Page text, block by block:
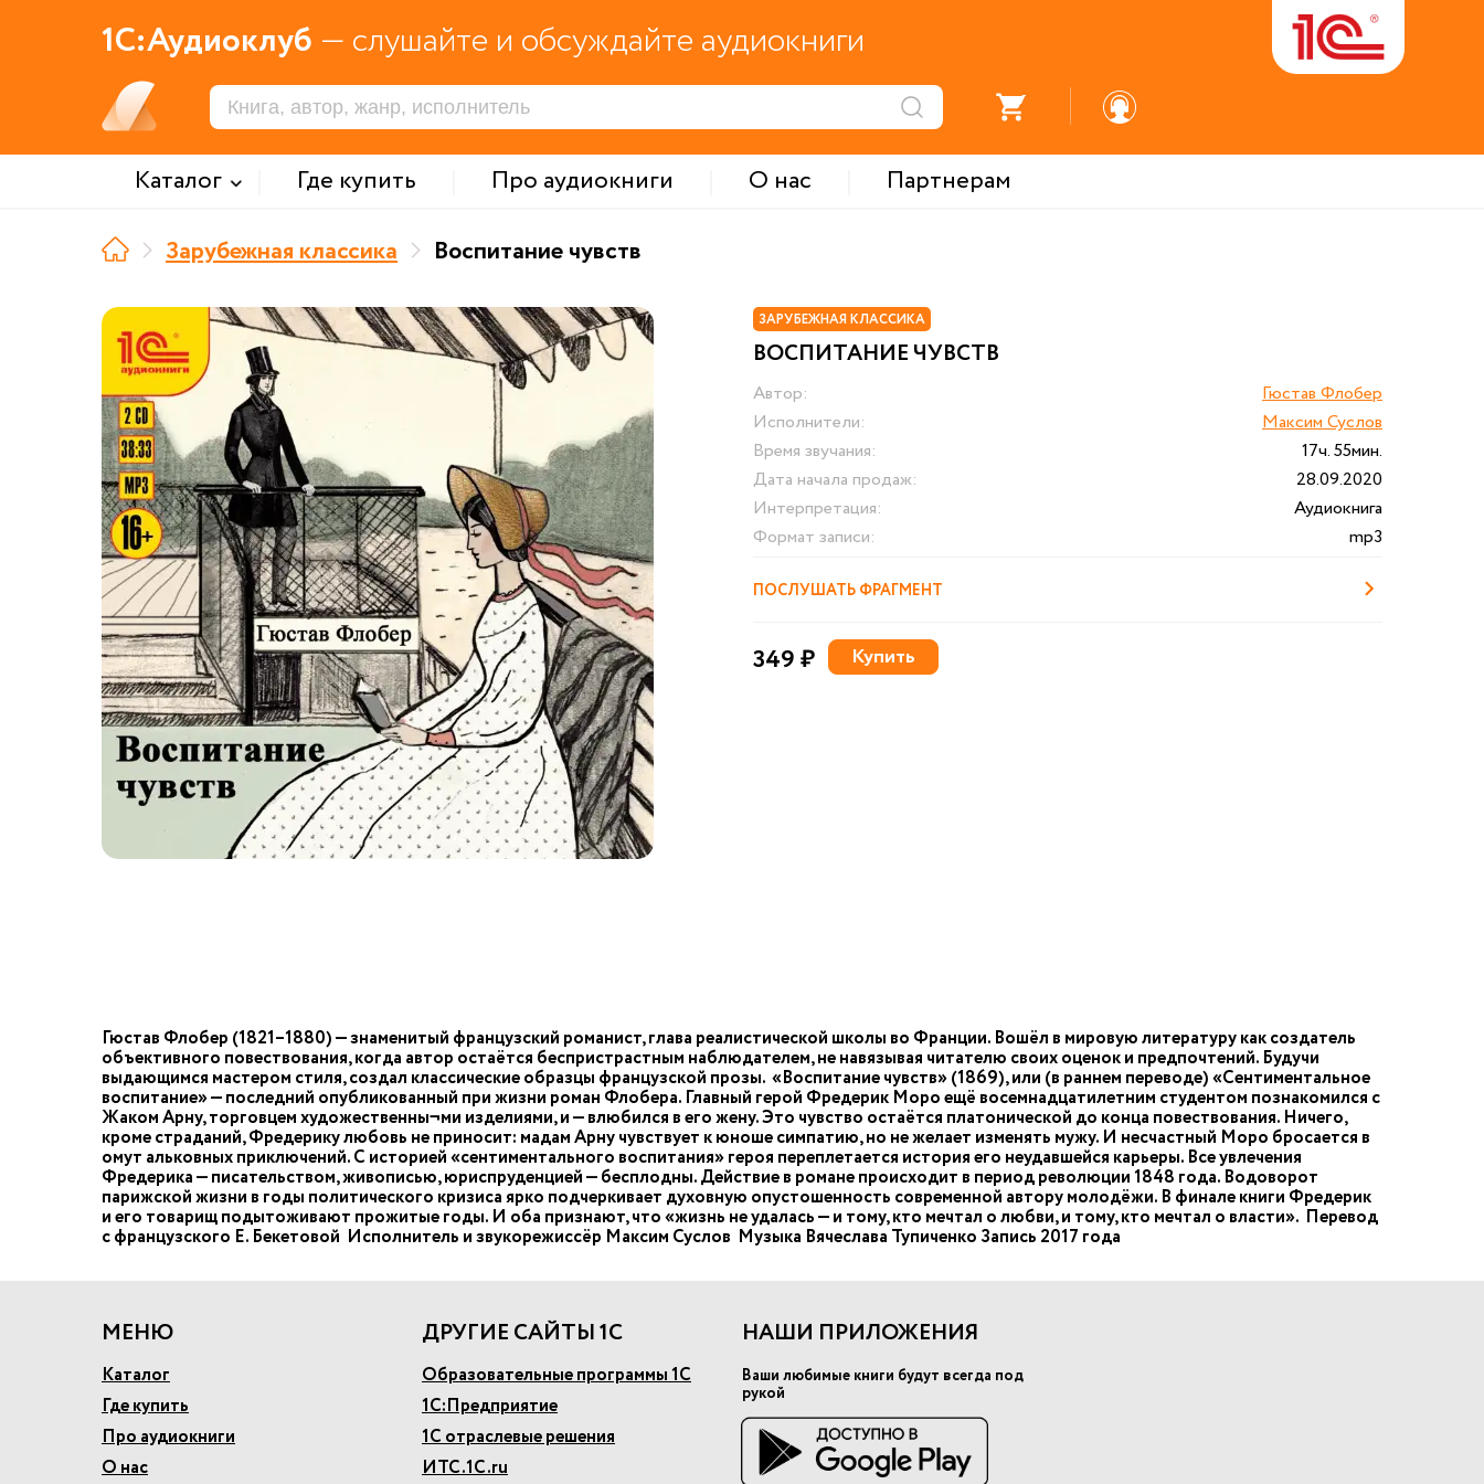
1С:Аудиоклуб — слушайте и обсуждайте аудиокниги
Каталог Где купить Про аудиокниги О нас
Партнерам
Зарубежная классика
Воспитание чувств
ЗАРУБЕЖНАЯ КЛАССИКА
ВОСПИТАНИЕ ЧУВСТВ
Автор:
Гюстав Флобер
Исполнители:
Максим Суслов
Время звучания:
17ч. 55мин.
Дата начала продаж:
28.09.2020
Интерпретация:
Аудиокнига
Формат записи:
mp3
ПОСЛУШАТЬ ФРАГМЕНТ
349 ₽ Купить
Гюстав Флобер (1821–1880) — знаменитый французский романист, глава реалистической школы во Франции. Вошёл в мировую литературу как создатель
объективного повествования, когда автор остаётся беспристрастным наблюдателем, не навязывая читателю своих оценок и предпочтений. Будучи
выдающимся мастером стиля, создал классические образцы французской прозы. «Воспитание чувств» (1869), или (в раннем переводе) «Сентиментальное
воспитание» — последний опубликованный при жизни роман Флобера. Главный герой Фредерик Моро ещё восемнадцатилетним студентом познакомился с
Жаком Арну, торговцем художественны¬ми изделиями, и — влюбился в его жену. Это чувство остаётся платонической до конца повествования. Ничего,
кроме страданий, Фредерику любовь не приносит: мадам Арну чувствует к юноше симпатию, но не желает изменять мужу. И несчастный Моро бросается в
омут альковных приключений. С историей «сентиментального воспитания» героя переплетается история его неудавшейся карьеры. Все увлечения
Фредерика — писательством, живописью, юриспруденцией — бесплодны. Действие в романе происходит в период революции 1848 года. Водоворот
парижской жизни в годы политического кризиса ярко подчеркивает духовную опустошенность современной автору молодёжи. В финале книги Фредерик
и его товарищ подытоживают прожитые годы. И оба признают, что «жизнь не удалась — и тому, кто мечтал о любви, и тому, кто мечтал о власти». Перевод
с французского Е. Бекетовой Исполнитель и звукорежиссёр Максим Суслов Музыка Вячеслава Тупиченко Запись 2017 года
МЕНЮ
Каталог
Где купить
Про аудиокниги
О нас
ДРУГИЕ САЙТЫ 1С
Образовательные программы 1С
1С:Предприятие
1С отраслевые решения
ИТС.1С.ru
НАШИ ПРИЛОЖЕНИЯ
Ваши любимые книги будут всегда под
рукой